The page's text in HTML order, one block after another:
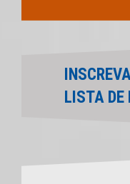
LISTA DE